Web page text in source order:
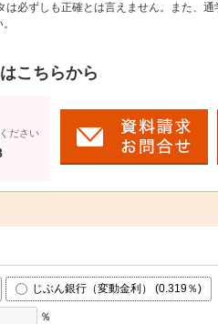
必ずしも正確とは言えません。また、
こちらから
ださい
じぶん銀行（変動金利） (0.319％)
％